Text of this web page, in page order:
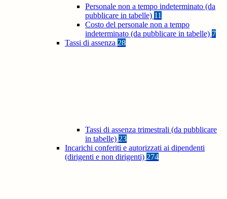
Personale non a tempo indeterminato (da
pubblicare in tabelle) 11
Costo del personale non a tempo
indeterminato (da pubblicare in tabelle) 7
Tassi di assenza 28
Tassi di assenza trimestrali (da pubblicare
in tabelle) 23
Incarichi conferiti e autorizzati ai dipendenti
(dirigenti e non dirigenti) 274